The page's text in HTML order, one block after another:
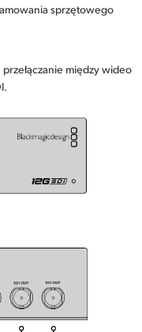
sprzętowego
między wideo